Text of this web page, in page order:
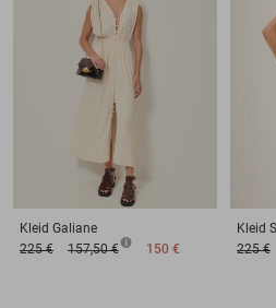
Kleid Galiane
225 €
157,50 € 150 €
Kleid
225 €